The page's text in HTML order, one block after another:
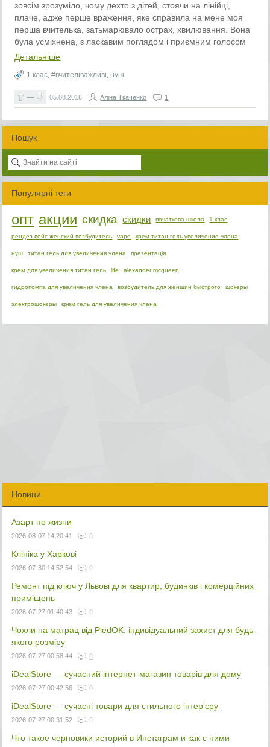
зовсім зрозуміло, чому дехто з дітей, стоячи на лінійці,
плаче, адже перше враження, яке справила на мене моя
перша вчителька, затьмарювало острах, хвилювання. Вона
була усміхнена, з ласкавим поглядом і приємним голосом
Детальніше
1 клас,#вчителіважливі, нуш
— 05.08.2018 Аліна Ткаченко 1
Пошук
Популярні теги
опт акции скидка скидки початкова школа 1 клас
рендез войс женский возбудитель vape крем титан гель увеличение члена
нуш титан гель для увеличения члена презентація
крем для увеличения титан гель life alexander mcqueen
гидропомпа для увеличения члена возбудитель для женщин быстрого шокеры
электрошокеры крем гель для увеличения члена
Новини
Азарт по жизни
2026-08-07 14:20:41 0
Клініка у Харкові
2026-07-30 14:52:54 0
Ремонт під ключ у Львові для квартир, будинків і комерційних
приміщень
2026-07-27 01:40:43 0
Чохли на матрац від PledOK: індивідуальний захист для будь-
якого розміру
2026-07-27 00:58:44 0
iDealStore — сучасний інтернет-магазин товарів для дому
2026-07-27 00:42:56 0
iDealStore — сучасні товари для стильного інтер'єру
2026-07-27 00:31:52 0
Что такое черновики историй в Инстаграм и как с ними